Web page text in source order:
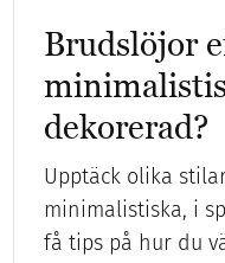
Brudslöjor
dekorerad?
Upptäck olika
minimalistiska, i
få tips på hur du